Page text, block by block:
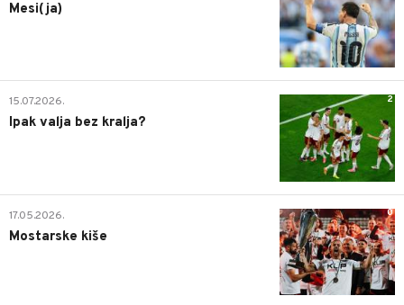
Mesi(ja)
2
15.07.2026.
Ipak valja bez kralja?
0
17.05.2026.
Mostarske kiše